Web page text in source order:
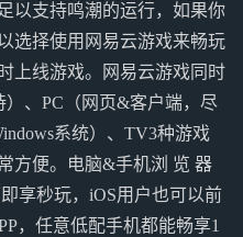
以支持鸣潮的运行，如果你
选择使用网易云游戏来畅玩
上线游戏。网易云游戏同时
、PC（网页&客户端，尽
系统）、TV3种游戏
方便。电脑&手机浏 览 器
享秒玩，iOS用户也可以前
，任意低配手机都能畅享1